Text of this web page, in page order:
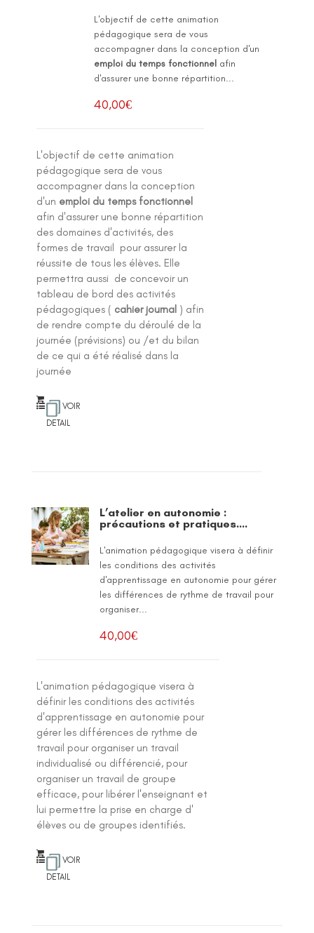
L'objectif de cette animation
pédagogique sera de vous
accompagner dans la conception d'un
emploi du temps fonctionnelafin
d'assurer une bonne répartition...
40,00€
L'objectif de cette animation
pédagogique sera de vous
accompagner dans la conception
d'un emploi du temps fonctionnel
afin d'assurer une bonne répartition
des domaines d'activités, des
formes de travail pour assurer la
réussite de tous les élèves. Elle
permettra aussi de concevoir un
tableau de bord des activités
pédagogiques ( cahier journal ) afin
de rendre compte du déroulé de la
journée (prévisions) ou /et du bilan
de ce qui a été réalisé dans la
journée
VOIR
DETAIL
L’atelier en autonomie :
précautions et pratiques….
L'animation pédagogique visera à définir
les conditions des activités
d'apprentissage en autonomie pour gérer
les différences de rythme de travail pour
organiser...
40,00€
L'animation pédagogique visera à
définir les conditions des activités
d'apprentissage en autonomie pour
gérer les différences de rythme de
travail pour organiser un travail
individualisé ou différencié, pour
organiser un travail de groupe
efficace, pour libérer l'enseignant et
lui permettre la prise en charge d'
élèves ou de groupes identifiés.
VOIR
DETAIL